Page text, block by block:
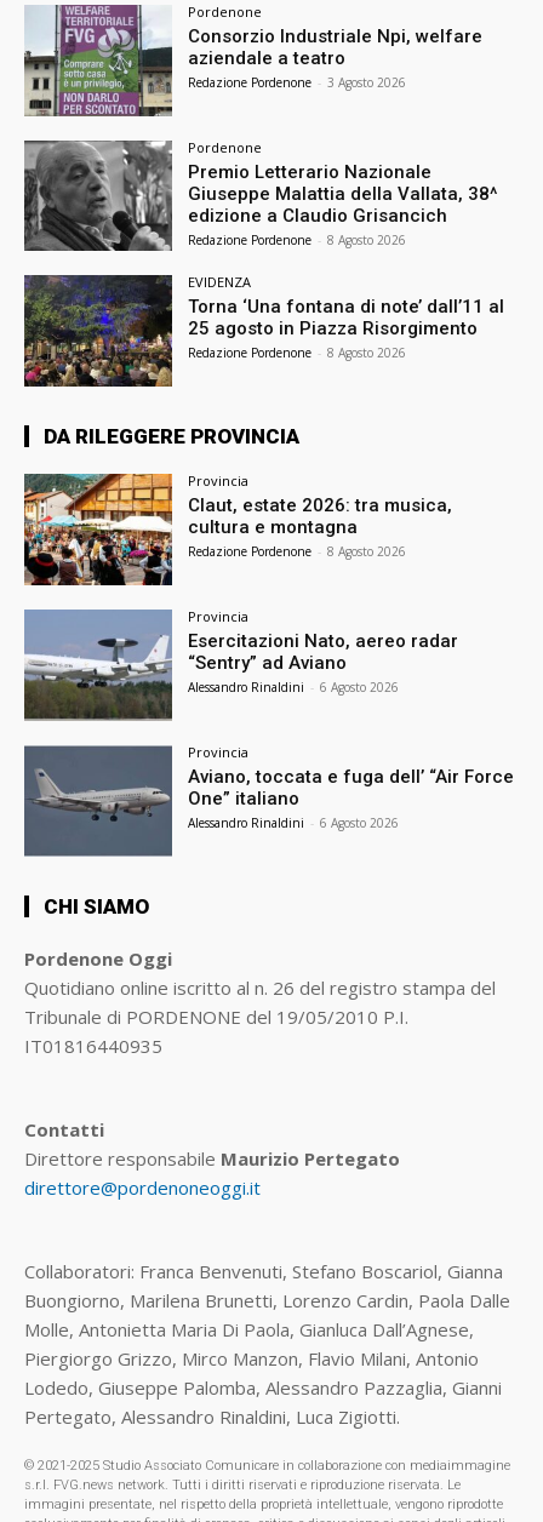
Pordenone
Consorzio Industriale Npi, welfare
aziendale a teatro
Redazione Pordenone - 3 Agosto 2026
Pordenone
Premio Letterario Nazionale
Giuseppe Malattia della Vallata, 38^
edizione a Claudio Grisancich
Redazione Pordenone - 8 Agosto 2026
EVIDENZA
Torna ‘Una fontana di note’ dall’11 al
25 agosto in Piazza Risorgimento
Redazione Pordenone - 8 Agosto 2026
DA RILEGGERE PROVINCIA
Provincia
Claut, estate 2026: tra musica,
cultura e montagna
Redazione Pordenone - 8 Agosto 2026
Provincia
Esercitazioni Nato, aereo radar
“Sentry” ad Aviano
Alessandro Rinaldini - 6 Agosto 2026
Provincia
Aviano, toccata e fuga dell’ “Air Force
One” italiano
Alessandro Rinaldini - 6 Agosto 2026
CHI SIAMO
Pordenone Oggi
Quotidiano online iscritto al n. 26 del registro stampa del
Tribunale di PORDENONE del 19/05/2010 P.I.
IT01816440935
Contatti
Direttore responsabile Maurizio Pertegato
direttore@pordenoneoggi.it
Collaboratori: Franca Benvenuti, Stefano Boscariol, Gianna
Buongiorno, Marilena Brunetti, Lorenzo Cardin, Paola Dalle
Molle, Antonietta Maria Di Paola, Gianluca Dall’Agnese,
Piergiorgo Grizzo, Mirco Manzon, Flavio Milani, Antonio
Lodedo, Giuseppe Palomba, Alessandro Pazzaglia, Gianni
Pertegato, Alessandro Rinaldini, Luca Zigiotti.
© 2021-2025 Studio Associato Comunicare in collaborazione con mediaimmagine
s.r.l. FVG.news network. Tutti i diritti riservati e riproduzione riservata. Le
immagini presentate, nel rispetto della proprietà intellettuale, vengono riprodotte